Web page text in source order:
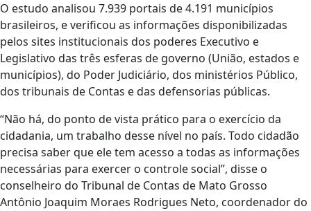
O estudo analisou 7.939 portais de 4.191 municípios
brasileiros, e verificou as informações disponibilizadas
pelos sites institucionais dos poderes Executivo e
Legislativo das três esferas de governo (União, estados e
municípios), do Poder Judiciário, dos ministérios Público,
dos tribunais de Contas e das defensorias públicas.
“Não há, do ponto de vista prático para o exercício da
cidadania, um trabalho desse nível no país. Todo cidadão
precisa saber que ele tem acesso a todas as informações
necessárias para exercer o controle social”, disse o
conselheiro do Tribunal de Contas de Mato Grosso
Antônio Joaquim Moraes Rodrigues Neto, coordenador do